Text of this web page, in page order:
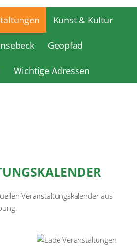
Kunst & Kultur
Geopfad
Wichtige Adressen
Veranstaltungskalender aus